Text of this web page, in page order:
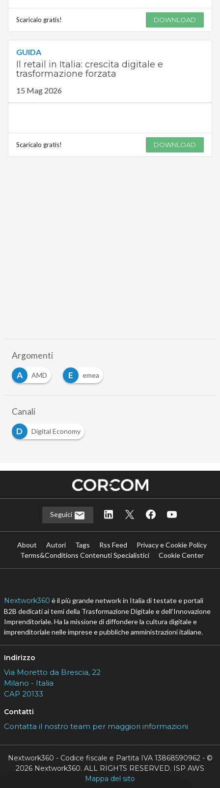
Scaricalo gratis! DOWNLOAD
GUIDA
Il retail in Italia: crescita digitale e
trasformazione forzata
15 Mag 2026
Scaricalo gratis! DOWNLOAD
Argomenti
A
AMD E emea
Canali
D
Digital Economy
Seguici
About Autori Tags Rss Feed
Privacy e Cookie Policy
Terms&Conditions Contenuti Specialistici
Cookie Center
Nextwork360 è il più grande network in Italia di testate e portali
B2B dedicati ai temi della Trasformazione Digitale e dell’Innovazione
Imprenditoriale. Ha la missione di diffondere la cultura digitale e
imprenditoriale nelle imprese e pubbliche amministrazioni italiane.
Indirizzo
Via Moretto da Brescia, 22
Milano - Italia
CAP 20133
Contatti
Contatta il nostro team per maggiori informazioni
Nextwork360 - Codice fiscale e Partita IVA 13868590962 - ©
2026 Nextwork360. ALL RIGHTS RESERVED. ISP AWS
Mappa del sito